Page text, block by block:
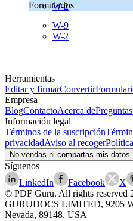
W-2
Formularios
W-9
W-2
Herramientas
Editar y firmarConvertir
Empresa
BlogContactoAcerca de
Información legal
Términos de la suscripción
privacidadAviso al recoger
No vendas ni compartas mis datos
Síguenos
LinkedIn
Facebook X
© PDF Guru. All rights reserved
GURUDOCS LIMITED, 9205
Nevada, 89148, USA